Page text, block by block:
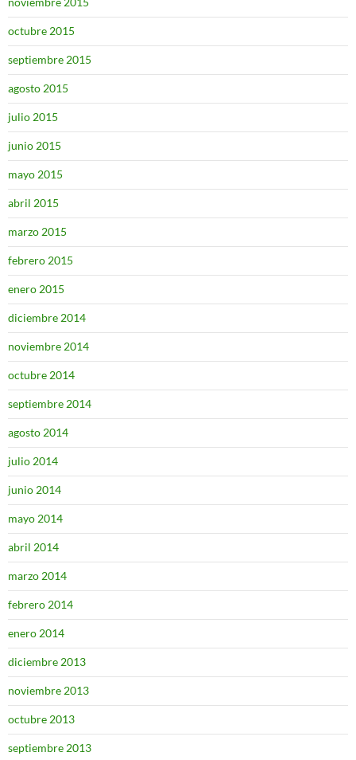
octubre 2015
septiembre 2015
agosto 2015
julio 2015
junio 2015
mayo 2015
abril 2015
marzo 2015
febrero 2015
enero 2015
diciembre 2014
noviembre 2014
octubre 2014
septiembre 2014
agosto 2014
julio 2014
junio 2014
mayo 2014
abril 2014
marzo 2014
febrero 2014
enero 2014
diciembre 2013
noviembre 2013
octubre 2013
septiembre 2013